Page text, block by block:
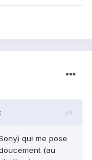
qui me pose
(au